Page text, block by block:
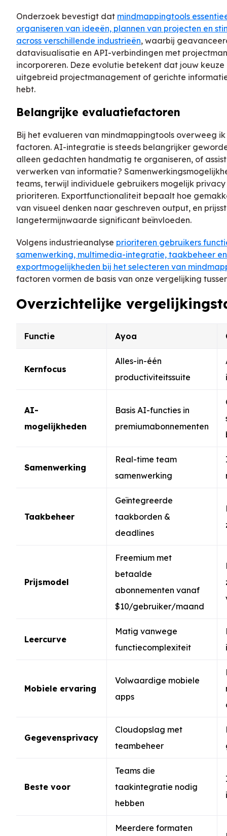
Onderzoek bevestigt dat mindmappingtools
organiseren van ideeën, plannen van projecten en
across verschillende industrieën, waarbij
datavisualisatie en API-verbindingen met
incorporeren. Deze evolutie betekent dat jouw
uitgebreid projectmanagement of gerichte
hebt.
Belangrijke evaluatiefactoren
Bij het evalueren van mindmappingtools overweeg
factoren. AI-integratie is steeds belangrijker
alleen gedachten handmatig te organiseren, of
verwerken van informatie?
teams, terwijl individuele gebruikers mogelijk
prioriteren. Exportfunctionaliteit bepaalt hoe
van visueel denken naar geschreven output, en
langetermijnwaarde significant beïnvloeden.
Volgens industrieanalyse prioriteren gebruikers
samenwerking, multimedia-integratie, taakbeheer
exportmogelijkheden bij het selecteren van
factoren vormen de basis van onze vergelijking
Overzichtelijke
Functie Ayoa
Kernfocus
Alles-in-één
productiviteitssuite
AI-
mogelijkheden
Basis AI-functies in
premiumabonnementen
Samenwerking
Real-time team
samenwerking
Taakbeheer
Geïntegreerde
taakborden &
deadlines
Prijsmodel
Freemium met
betaalde
abonnementen vanaf
$10/gebruiker/maand
Leercurve
Matig vanwege
functiecomplexiteit
Mobiele ervaring
Volwaardige mobiele
apps
Gegevensprivacy
Cloudopslag met
teambeheer
Beste voor
Teams die
taakintegratie nodig
hebben
Meerdere formaten